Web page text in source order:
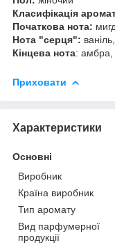
Класифікація
Початкова нота:
Нота "серця":
Кінцева нота: амбра,
Приховати
Характеристики
Основні
Виробник
Країна виробник
Тип аромату
Вид парфумерної
продукції